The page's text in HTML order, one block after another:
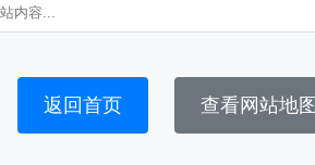
返回首页 查看网站地图